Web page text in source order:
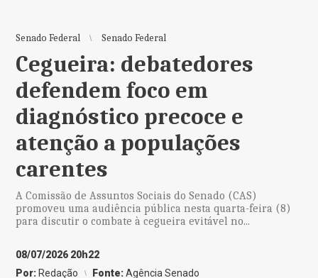
Senado Federal Senado Federal
Cegueira: debatedores
defendem foco em
diagnóstico precoce e
atenção a populações
carentes
A Comissão de Assuntos Sociais do Senado (CAS)
promoveu uma audiência pública nesta quarta-feira (8)
para discutir o combate à cegueira evitável no...
08/07/2026 20h22
Por: Redação Fonte:Agência Senado